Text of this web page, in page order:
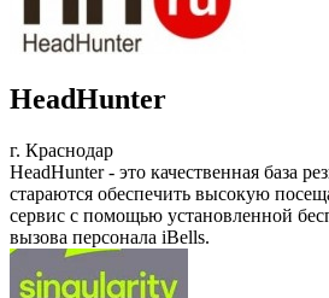
HeadHunter
г. Краснодар
HeadHunter - это качественная база
стараются обеспечить высокую
сервис с помощью установленной
вызова персонала iBells.